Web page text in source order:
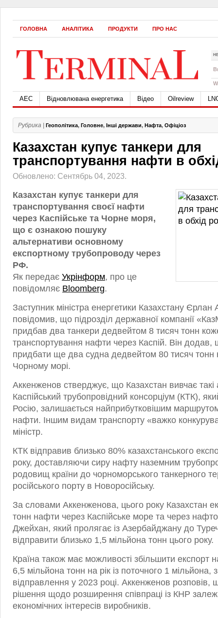
ГОЛОВНА АНАЛІТИКА ПРОДУКТИ ПРО НАС
АЕС Відновлювана енергетика Відео Oilreview
Рубрика | Геополітика, Головне, Інші держави, Нафта, Офіціоз
Казахстан купує танкери для
транспортування нафти в
Обновлено: Сентябрь 04, 2023.
Казахстан купує танкери для
транспортування своєї нафти
через Каспійське та Чорне моря,
що є ознакою пошуку
альтернативи основному
експортному трубопроводу через
РФ.
Як передає Укрінформ, про це
повідомляє Bloomberg.
Заступник міністра енергетики Казахстану Єрлан
повідомив, що підрозділ державної компанії
придбав два танкери дедвейтом 8 тисяч тонн
транспортування нафти через Каспій. Він додав,
придбати ще два судна дедвейтом 80 тисяч тонн
Чорному морі.
Аккенженов стверджує, що Казахстан вивчає такі
Каспійський трубопровідний консорціум (КТК),
Росію, залишається найприбутковішим
нафти. Іншим видам транспорту «важко
міністр.
КТК відправив близько 80% казахстанського
року, доставляючи сиру нафту наземним
родовищ країни до чорноморського танкерного
російського порту в Новоросійську.
За словами Аккенженова, цього року Казахстан
тонн нафти через Каспійське море та через
Джейхан, який пролягає із Азербайджану до
відправити близько 1,5 мільйона тонн цього року.
Країна також має можливості збільшити експорт
6,5 мільйона тонн на рік із поточного 1 мільйона,
відправлення у 2023 році. Аккенженов розповів,
рішення щодо розширення співпраці із КНР
економічних інтересів виробників.